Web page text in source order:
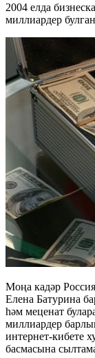
2004 елда
миллиардер
Моңа кадәр
Елена Батурина
һәм меценат
миллиардер
интернет-кибете
басмасына